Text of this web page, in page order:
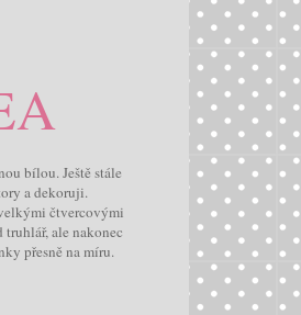
bílou. Ještě stále
a dekoruji.
čtvercovými
ale nakonec
přesně na míru.